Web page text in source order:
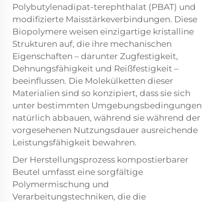
Polybutylenadipat-terephthalat (PBAT) und
modifizierte Maisstärkeverbindungen. Diese
Biopolymere weisen einzigartige kristalline
Strukturen auf, die ihre mechanischen
Eigenschaften – darunter Zugfestigkeit,
Dehnungsfähigkeit und Reißfestigkeit –
beeinflussen. Die Molekülketten dieser
Materialien sind so konzipiert, dass sie sich
unter bestimmten Umgebungsbedingungen
natürlich abbauen, während sie während der
vorgesehenen Nutzungsdauer ausreichende
Leistungsfähigkeit bewahren.
Der Herstellungsprozess kompostierbarer
Beutel umfasst eine sorgfältige
Polymermischung und
Verarbeitungstechniken, die die